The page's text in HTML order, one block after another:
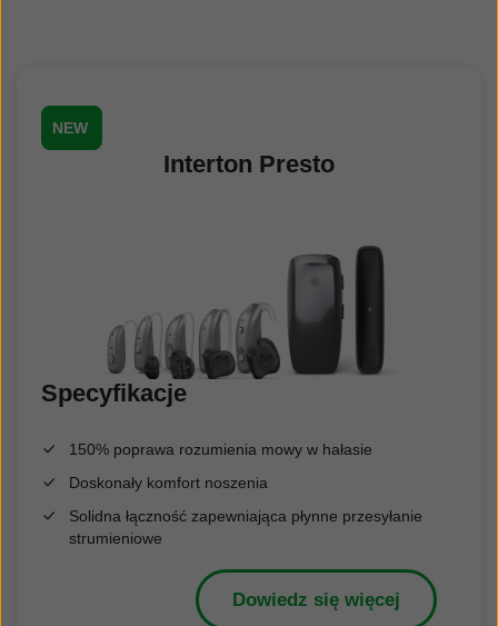
NEW
Interton Presto
Specyfikacje
150% poprawa rozumienia mowy w hałasie
Doskonały komfort noszenia
Solidna łączność zapewniająca płynne przesyłanie
strumieniowe
Dowiedz się więcej